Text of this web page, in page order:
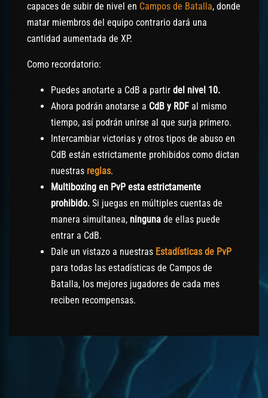
capaces de subir de nivel en Campos de Batalla, donde
matar miembros del equipo contrario dará una
cantidad aumentada de XP.
Como recordatorio:
Puedes anotarte a CdB a partir del nivel 10.
Ahora podrán anotarse a CdB y RDF al mismo
tiempo, así podrán unirse al que surja primero.
Intercambiar victorias y otros tipos de abuso en
CdB están estrictamente prohibidos como dictan
nuestras reglas.
Multiboxing en PvP esta estrictamente
prohibido. Si juegas en múltiples cuentas de
manera simultanea, ninguna de ellas puede
entrar a CdB.
Dale un vistazo a nuestras Estadísticas de PvP
para todas las estadísticas de Campos de
Batalla, los mejores jugadores de cada mes
reciben recompensas.